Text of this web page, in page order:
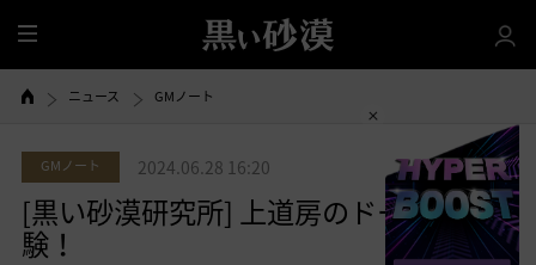
全
体
ニュース GMノート
GMノート 2024.06.28 16:20
[黒い砂漠研究所] 上道房のドーサ事前体
験！